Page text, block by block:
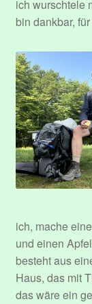
ich wurschtele
bin dankbar,
ich, mache
und einen
besteht aus
Haus, das mit
das wäre ein